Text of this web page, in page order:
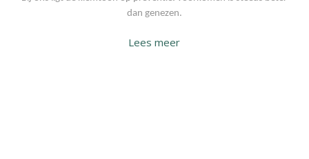
dan genezen.
Lees meer